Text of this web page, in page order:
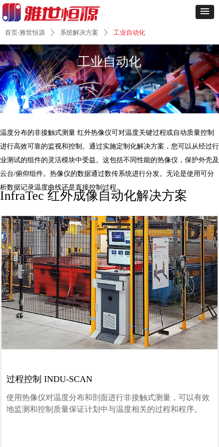
工业自动化
温度分布的非接触式测量 红外热像仪可对温度关键过程或自动质量控制
进行高效可靠的监视和控制。通过实施定制化解决方案，您可以从经过行
业测试的组件的灵活模块中受益。这包括不同性能的热像仪，保护外壳及
云台/俯仰组件。热像仪的数据通过数传系统进行分发。无论是使用可分
析数据记录温度曲线还是直接控制过程。
InfraTec 红外成像自动化解决方案
过程控制 INDU-SCAN
使用热像仪对温度分布和剖面进行非接触式测量，可以有效
地监测和控制质量保证计划中与温度相关的过程和程序。
首页-雅世恒源 ꄲ 系统解决方案 ꄲ 工业自动化